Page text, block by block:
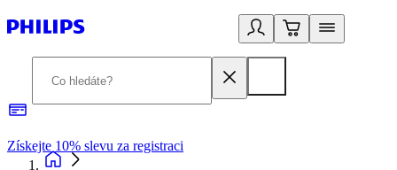
Získejte 10% slevu za registraci